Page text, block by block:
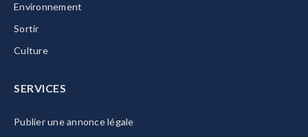
Environnement
Sortir
Culture
SERVICES
Publier une annonce légale